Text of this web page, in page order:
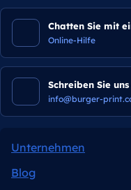
Chatten Sie mit
Online-Hilfe
Schreiben Sie
info@burger-
Unternehmen
Blog